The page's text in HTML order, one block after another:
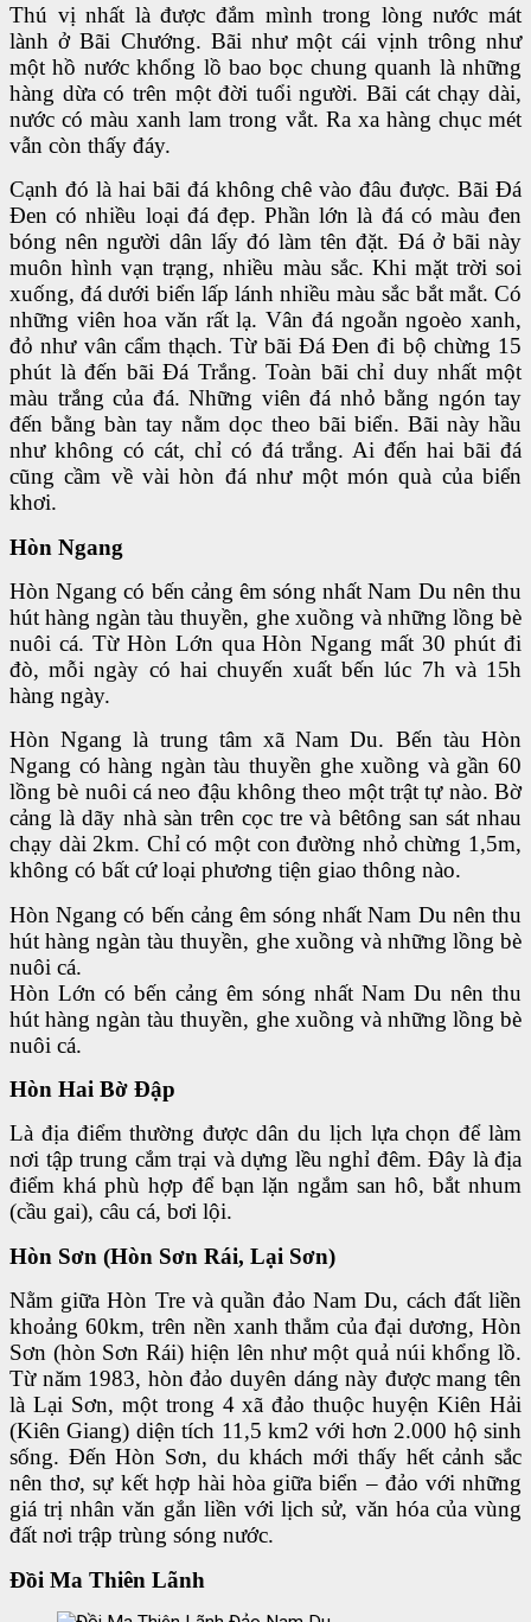
Thú vị nhất là được đắm mình trong lòng nước mát
lành ở Bãi Chướng. Bãi như một cái vịnh trông như
một hồ nước khổng lồ bao bọc chung quanh là những
hàng dừa có trên một đời tuổi người. Bãi cát chạy dài,
nước có màu xanh lam trong vắt. Ra xa hàng chục mét
vẫn còn thấy đáy.
Cạnh đó là hai bãi đá không chê vào đâu được. Bãi Ðá
Ðen có nhiều loại đá đẹp. Phần lớn là đá có màu đen
bóng nên người dân lấy đó làm tên đặt. Ðá ở bãi này
muôn hình vạn trạng, nhiều màu sắc. Khi mặt trời soi
xuống, đá dưới biển lấp lánh nhiều màu sắc bắt mắt. Có
những viên hoa văn rất lạ. Vân đá ngoằn ngoèo xanh,
đỏ như vân cẩm thạch. Từ bãi Ðá Ðen đi bộ chừng 15
phút là đến bãi Ðá Trắng. Toàn bãi chỉ duy nhất một
màu trắng của đá. Những viên đá nhỏ bằng ngón tay
đến bằng bàn tay nằm dọc theo bãi biển. Bãi này hầu
như không có cát, chỉ có đá trắng. Ai đến hai bãi đá
cũng cầm về vài hòn đá như một món quà của biển
khơi.
Hòn Ngang
Hòn Ngang có bến cảng êm sóng nhất Nam Du nên thu
hút hàng ngàn tàu thuyền, ghe xuồng và những lồng bè
nuôi cá. Từ Hòn Lớn qua Hòn Ngang mất 30 phút đi
đò, mỗi ngày có hai chuyến xuất bến lúc 7h và 15h
hàng ngày.
Hòn Ngang là trung tâm xã Nam Du. Bến tàu Hòn
Ngang có hàng ngàn tàu thuyền ghe xuồng và gần 60
lồng bè nuôi cá neo đậu không theo một trật tự nào. Bờ
cảng là dãy nhà sàn trên cọc tre và bêtông san sát nhau
chạy dài 2km. Chỉ có một con đường nhỏ chừng 1,5m,
không có bất cứ loại phương tiện giao thông nào.
Hòn Ngang có bến cảng êm sóng nhất Nam Du nên thu
hút hàng ngàn tàu thuyền, ghe xuồng và những lồng bè
nuôi cá.
Hòn Lớn có bến cảng êm sóng nhất Nam Du nên thu
hút hàng ngàn tàu thuyền, ghe xuồng và những lồng bè
nuôi cá.
Hòn Hai Bờ Đập
Là địa điểm thường được dân du lịch lựa chọn để làm
nơi tập trung cắm trại và dựng lều nghỉ đêm. Đây là địa
điểm khá phù hợp để bạn lặn ngắm san hô, bắt nhum
(cầu gai), câu cá, bơi lội.
Hòn Sơn (Hòn Sơn Rái, Lại Sơn)
Nằm giữa Hòn Tre và quần đảo Nam Du, cách đất liền
khoảng 60km, trên nền xanh thẳm của đại dương, Hòn
Sơn (hòn Sơn Rái) hiện lên như một quả núi khổng lồ.
Từ năm 1983, hòn đảo duyên dáng này được mang tên
là Lại Sơn, một trong 4 xã đảo thuộc huyện Kiên Hải
(Kiên Giang) diện tích 11,5 km2 với hơn 2.000 hộ sinh
sống. Đến Hòn Sơn, du khách mới thấy hết cảnh sắc
nên thơ, sự kết hợp hài hòa giữa biển – đảo với những
giá trị nhân văn gắn liền với lịch sử, văn hóa của vùng
đất nơi trập trùng sóng nước.
Đồi Ma Thiên Lãnh